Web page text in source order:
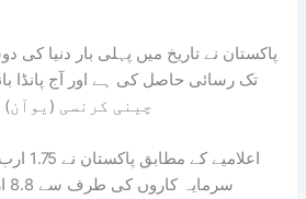
پاکستان نے تاریخ میں پہلی بار دنیا کی
چینی کرنسی